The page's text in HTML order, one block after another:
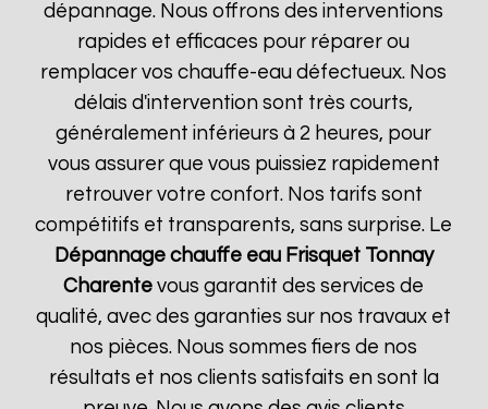
dépannage. Nous offrons des interventions
rapides et efficaces pour réparer ou
remplacer vos chauffe-eau défectueux. Nos
délais d'intervention sont très courts,
généralement inférieurs à 2 heures, pour
vous assurer que vous puissiez rapidement
retrouver votre confort. Nos tarifs sont
compétitifs et transparents, sans surprise. Le
Dépannage chauffe eau Frisquet Tonnay
Charente vous garantit des services de
qualité, avec des garanties sur nos travaux et
nos pièces. Nous sommes fiers de nos
résultats et nos clients satisfaits en sont la